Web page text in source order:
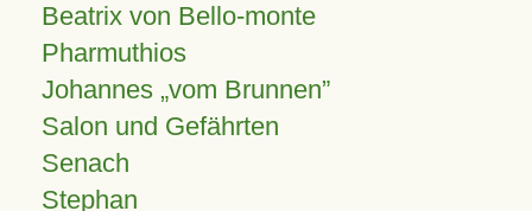
Beatrix von Bello-monte
Pharmuthios
Johannes vom Brunnen
Salon und Gefährten
Senach
Stephan